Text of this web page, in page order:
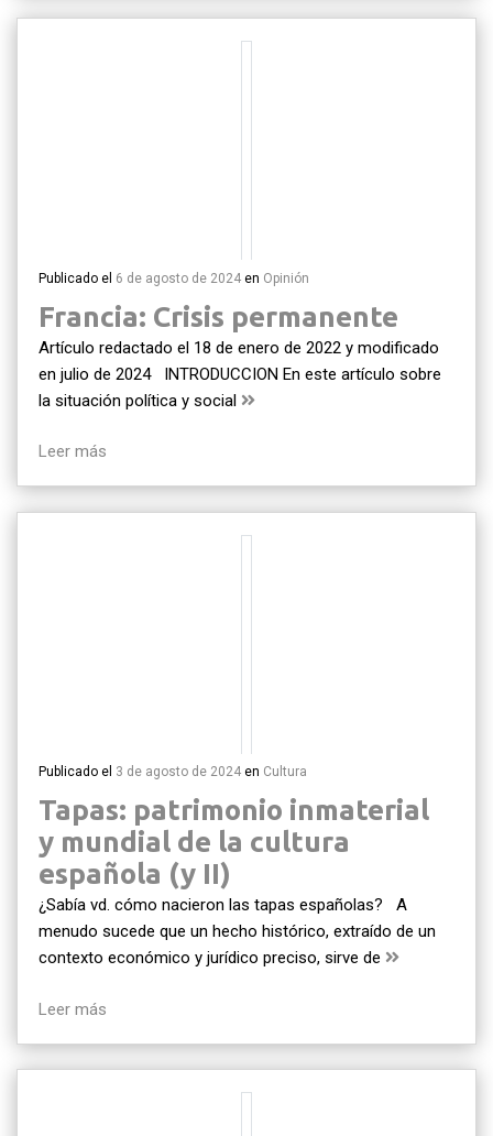
Publicado el 6 de agosto de 2024 en Opinión
Francia: Crisis permanente
Artículo redactado el 18 de enero de 2022 y modificado
en julio de 2024 INTRODUCCION En este artículo sobre
la situación política y social
Leer más
Publicado el 3 de agosto de 2024 en Cultura
Tapas: patrimonio inmaterial
y mundial de la cultura
española (y II)
¿Sabía vd. cómo nacieron las tapas españolas? A
menudo sucede que un hecho histórico, extraído de un
contexto económico y jurídico preciso, sirve de
Leer más